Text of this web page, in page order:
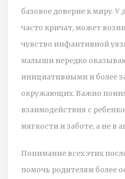
базовое доверие к миру. У
часто кричат, может
чувство инфантивной
малыши нередко
инициативными и более
окружающих. Важно
взаимодействия с
мягкости и заботе, а не в
Понимание всех этих
помочь родителям более